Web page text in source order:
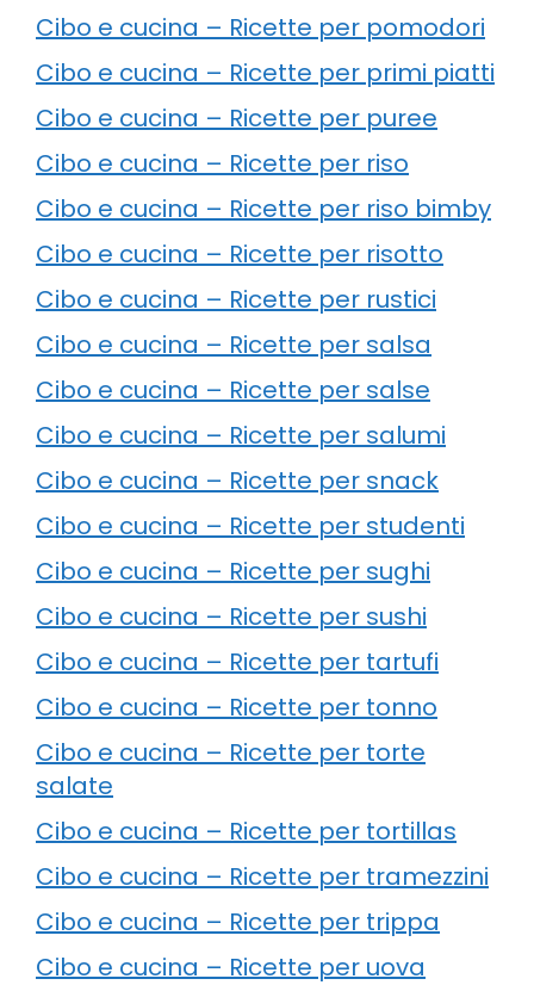
Cibo e cucina – Ricette per pomodori
Cibo e cucina – Ricette per primi piatti
Cibo e cucina – Ricette per puree
Cibo e cucina – Ricette per riso
Cibo e cucina – Ricette per riso bimby
Cibo e cucina – Ricette per risotto
Cibo e cucina – Ricette per rustici
Cibo e cucina – Ricette per salsa
Cibo e cucina – Ricette per salse
Cibo e cucina – Ricette per salumi
Cibo e cucina – Ricette per snack
Cibo e cucina – Ricette per studenti
Cibo e cucina – Ricette per sughi
Cibo e cucina – Ricette per sushi
Cibo e cucina – Ricette per tartufi
Cibo e cucina – Ricette per tonno
Cibo e cucina – Ricette per torte
salate
Cibo e cucina – Ricette per tortillas
Cibo e cucina – Ricette per tramezzini
Cibo e cucina – Ricette per trippa
Cibo e cucina – Ricette per uova